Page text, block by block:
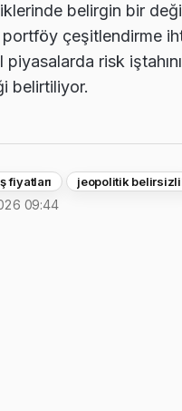
belirgin bir
çeşitlendirme
risk
belirtiliyor.
fiyatları
jeopolitik
09:44